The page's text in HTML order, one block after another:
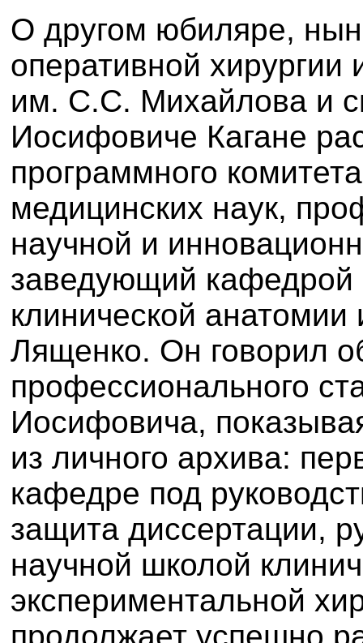
О другом юбиляре,
оперативной хирургии
им. С.С. Михайлова и
Иосифовиче Кагане
программного
медицинских наук,
научной и
заведующий кафедрой
клинической
Лященко. Он говорил
профессионального
Иосифовича,
из личного архива:
кафедре под
защита диссертации,
научной школой
экспериментальной
продолжает успешно